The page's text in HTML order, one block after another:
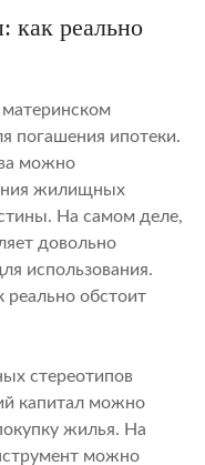
как реально
погашения ипотеки.
можно
жилищных
На самом деле,
довольно
использования.
реально обстоит
стереотипов
капитал можно
жилья. На
можно